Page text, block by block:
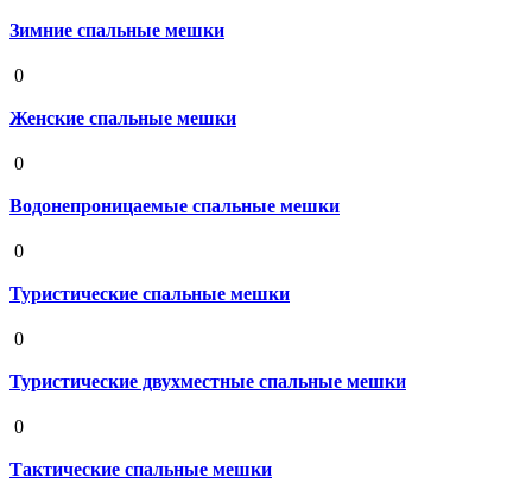
Зимние спальные мешки
0
Женские спальные мешки
0
Водонепроницаемые спальные мешки
0
Туристические спальные мешки
0
Туристические двухместные спальные мешки
0
Тактические спальные мешки